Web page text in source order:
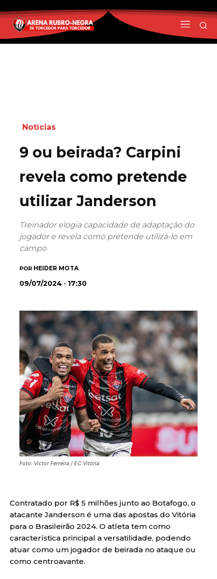
Notícias
9 ou beirada? Carpini
revela como pretende
utilizar Janderson
Treinador elogia capacidade de adaptação do
jogador e revela como pretende utilizá-lo em
campo
POR HEIDER MOTA
09/07/2024 · 17:30
Foto: Victor Ferreira / EC Vitória
Contratado por R$ 5 milhões junto ao Botafogo, o
atacante Janderson é uma das apostas do Vitória
para o Brasileirão 2024. O atleta tem como
característica principal a versatilidade, podendo
atuar como um jogador de beirada no ataque ou
como centroavante.